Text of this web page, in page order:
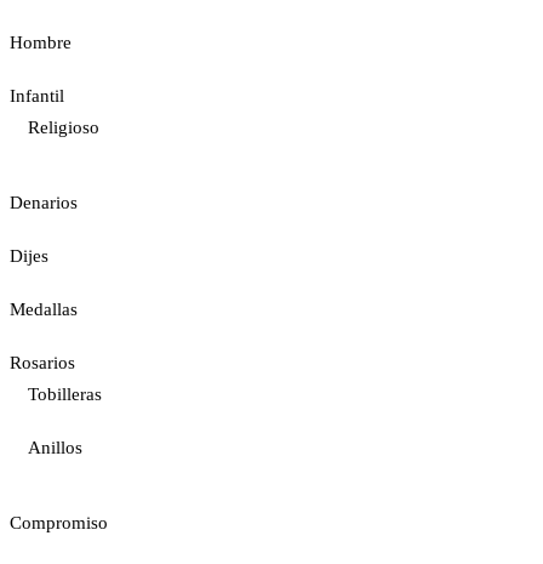
Hombre
Infantil
Religioso
Denarios
Dijes
Medallas
Rosarios
Tobilleras
Anillos
Compromiso